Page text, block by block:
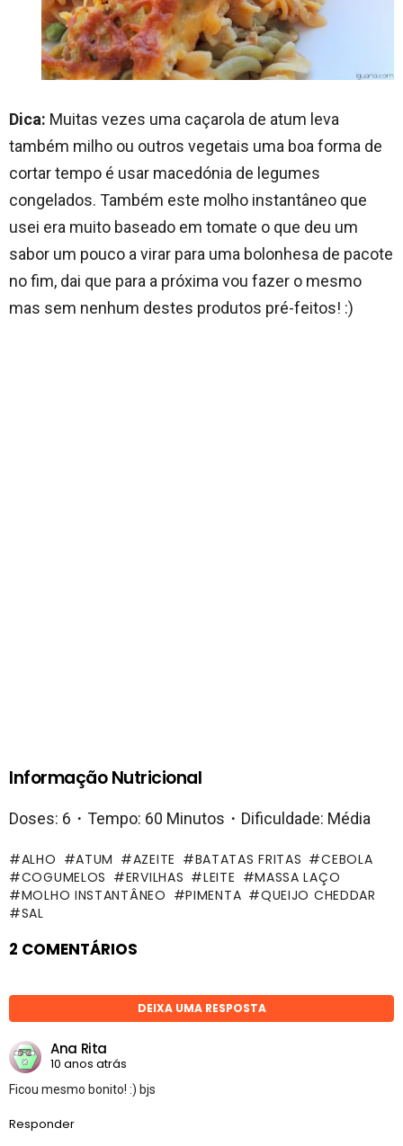
Dica: Muitas vezes uma caçarola de atum leva
também milho ou outros vegetais uma boa forma de
cortar tempo é usar macedónia de legumes
congelados. Também este molho instantâneo que
usei era muito baseado em tomate o que deu um
sabor um pouco a virar para uma bolonhesa de pacote
no fim, dai que para a próxima vou fazer o mesmo
mas sem nenhum destes produtos pré-feitos! :)
Informação Nutricional
Doses: 6・Tempo: 60 Minutos・Dificuldade: Média
ALHO ATUM AZEITE BATATAS FRITAS
CEBOLA
COGUMELOS
ERVILHAS LEITE
MASSA LAÇO
MOLHO INSTANTÂNEO
PIMENTA
QUEIJO CHEDDAR
SAL
2 COMENTÁRIOS
DEIXA UMA RESPOSTA
Ana Rita
10 anos atrás
Ficou mesmo bonito! :) bjs
Responder